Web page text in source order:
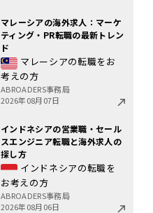
マレーシアの海外求人：マーケ
ティング・PR転職の最新トレン
ド
マレーシアの転職をお
考えの方
ABROADERS事務局
2026年08月07日
インドネシアの営業職・セール
スエンジニア転職と海外求人の
探し方
インドネシアの転職を
お考えの方
ABROADERS事務局
2026年08月06日